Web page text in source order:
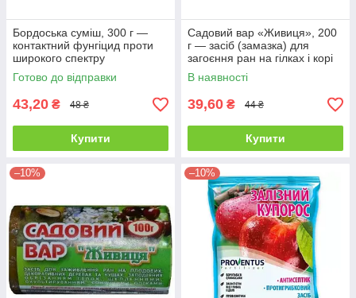
Бордоська суміш, 300 г —
контактний фунгіцид проти
широкого спектру
захворювань.
Готово до відправки
43,20 ₴ 48 ₴
Купити
Садовий вар «Живиця», 200
г — засіб (замазка) для
загоєння ран на гілках і корі
дерев
В наявності
39,60 ₴ 44 ₴
Купити
–10% –10%